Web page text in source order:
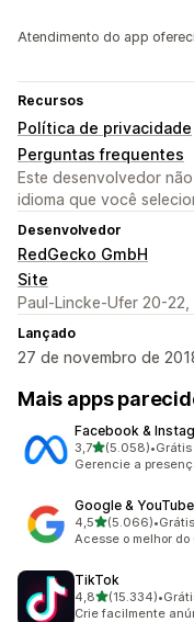
Atendimento do app
Recursos
Política de privacidade
Perguntas frequentes
Este desenvolvedor
idioma que você
Desenvolvedor
RedGecko GmbH
Site
Paul-Lincke-Ufer 20-22,
Lançado
27 de novembro de
Mais apps
Facebook &
3,7de 5 estrelas
(5.058)
5058 avaliações ao
•
Gerencie a
Google & YouTube
4,5de 5 estrelas
(5.066)
5066 avaliações
•
Acesse o melhor do
TikTok
4,8de 5 estrelas
(15.334)
15334 avaliações
•
Crie facilmente